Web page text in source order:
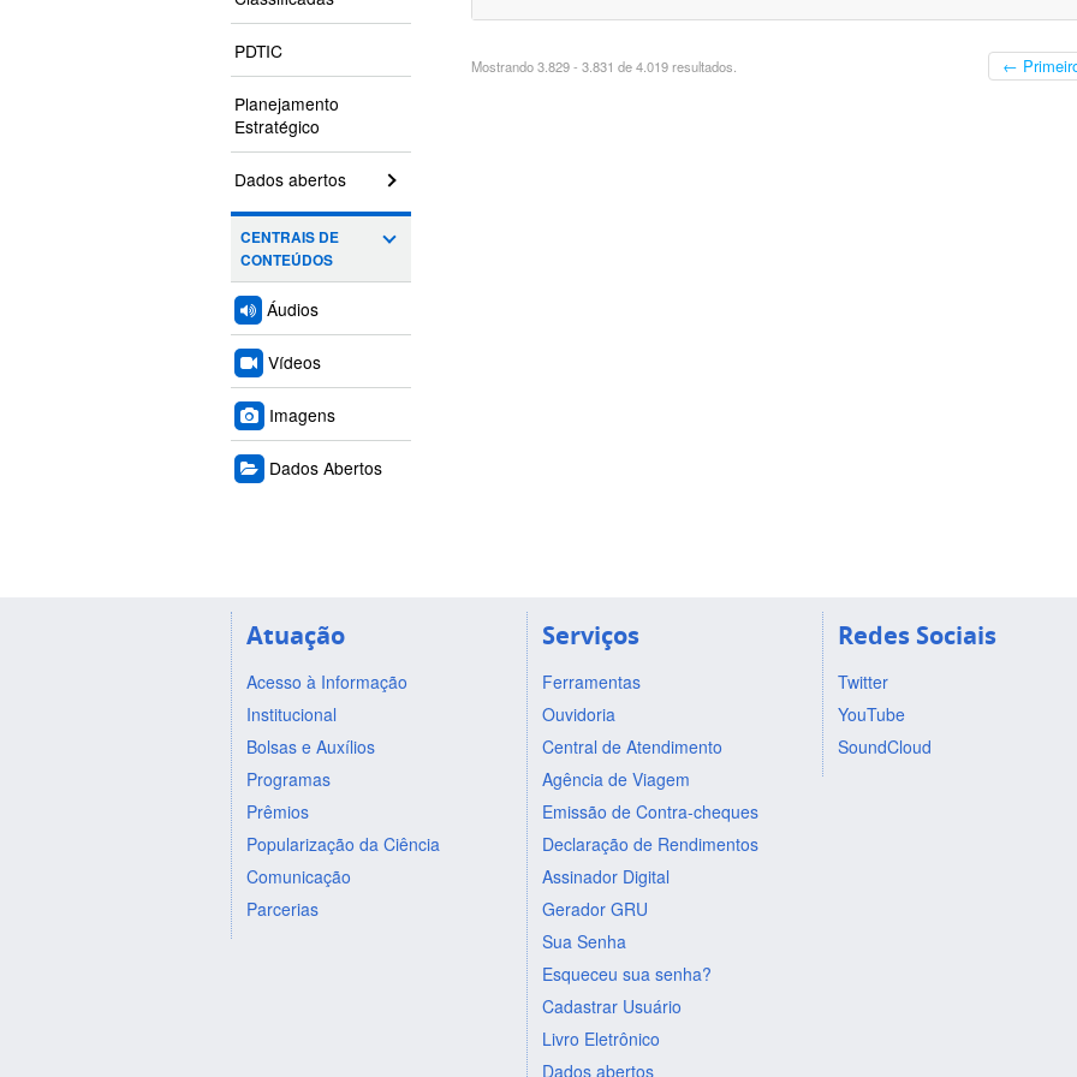
PDTIC
Planejamento
Estratégico
Dados abertos
CENTRAIS DE
CONTEÚDOS
Áudios
Vídeos
Imagens
Dados Abertos
Mostrando 3.829 - 3.831 de 4.019 resultados. ←
Atuação
Acesso à Informação
Institucional
Bolsas e Auxílios
Programas
Prêmios
Popularização da Ciência
Comunicação
Parcerias
Serviços
Ferramentas
Ouvidoria
Central de Atendimento
Agência de Viagem
Emissão de Contra-cheques
Declaração de Rendimentos
Assinador Digital
Gerador GRU
Sua Senha
Esqueceu sua senha?
Cadastrar Usuário
Livro Eletrônico
Dados abertos
Redes Sociais
Twitter
YouTube
SoundCloud